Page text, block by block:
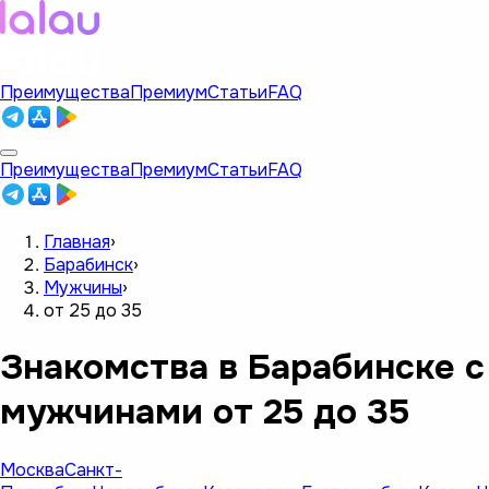
ПреимуществаПремиумСтатьиFAQ
ПреимуществаПремиумСтатьиFAQ
Главная›
Барабинск›
Мужчины›
от 25 до 35
Знакомства в Барабинске с
мужчинами от 25 до 35
МоскваСанкт-